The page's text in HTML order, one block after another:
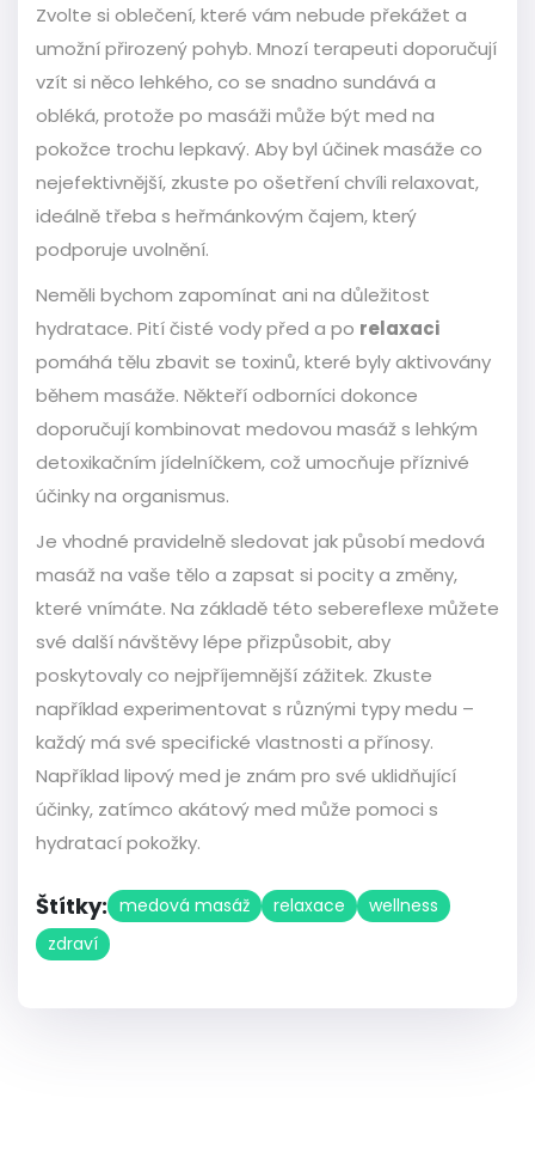
Zvolte si oblečení, které vám nebude překážet a
umožní přirozený pohyb. Mnozí terapeuti doporučují
vzít si něco lehkého, co se snadno sundává a
obléká, protože po masáži může být med na
pokožce trochu lepkavý. Aby byl účinek masáže co
nejefektivnější, zkuste po ošetření chvíli relaxovat,
ideálně třeba s heřmánkovým čajem, který
podporuje uvolnění.
Neměli bychom zapomínat ani na důležitost
hydratace. Pití čisté vody před a po relaxaci
pomáhá tělu zbavit se toxinů, které byly aktivovány
během masáže. Někteří odborníci dokonce
doporučují kombinovat medovou masáž s lehkým
detoxikačním jídelníčkem, což umocňuje příznivé
účinky na organismus.
Je vhodné pravidelně sledovat jak působí medová
masáž na vaše tělo a zapsat si pocity a změny,
které vnímáte. Na základě této sebereflexe můžete
své další návštěvy lépe přizpůsobit, aby
poskytovaly co nejpříjemnější zážitek. Zkuste
například experimentovat s různými typy medu –
každý má své specifické vlastnosti a přínosy.
Například lipový med je znám pro své uklidňující
účinky, zatímco akátový med může pomoci s
hydratací pokožky.
Štítky: medová masáž relaxace
wellness
zdraví